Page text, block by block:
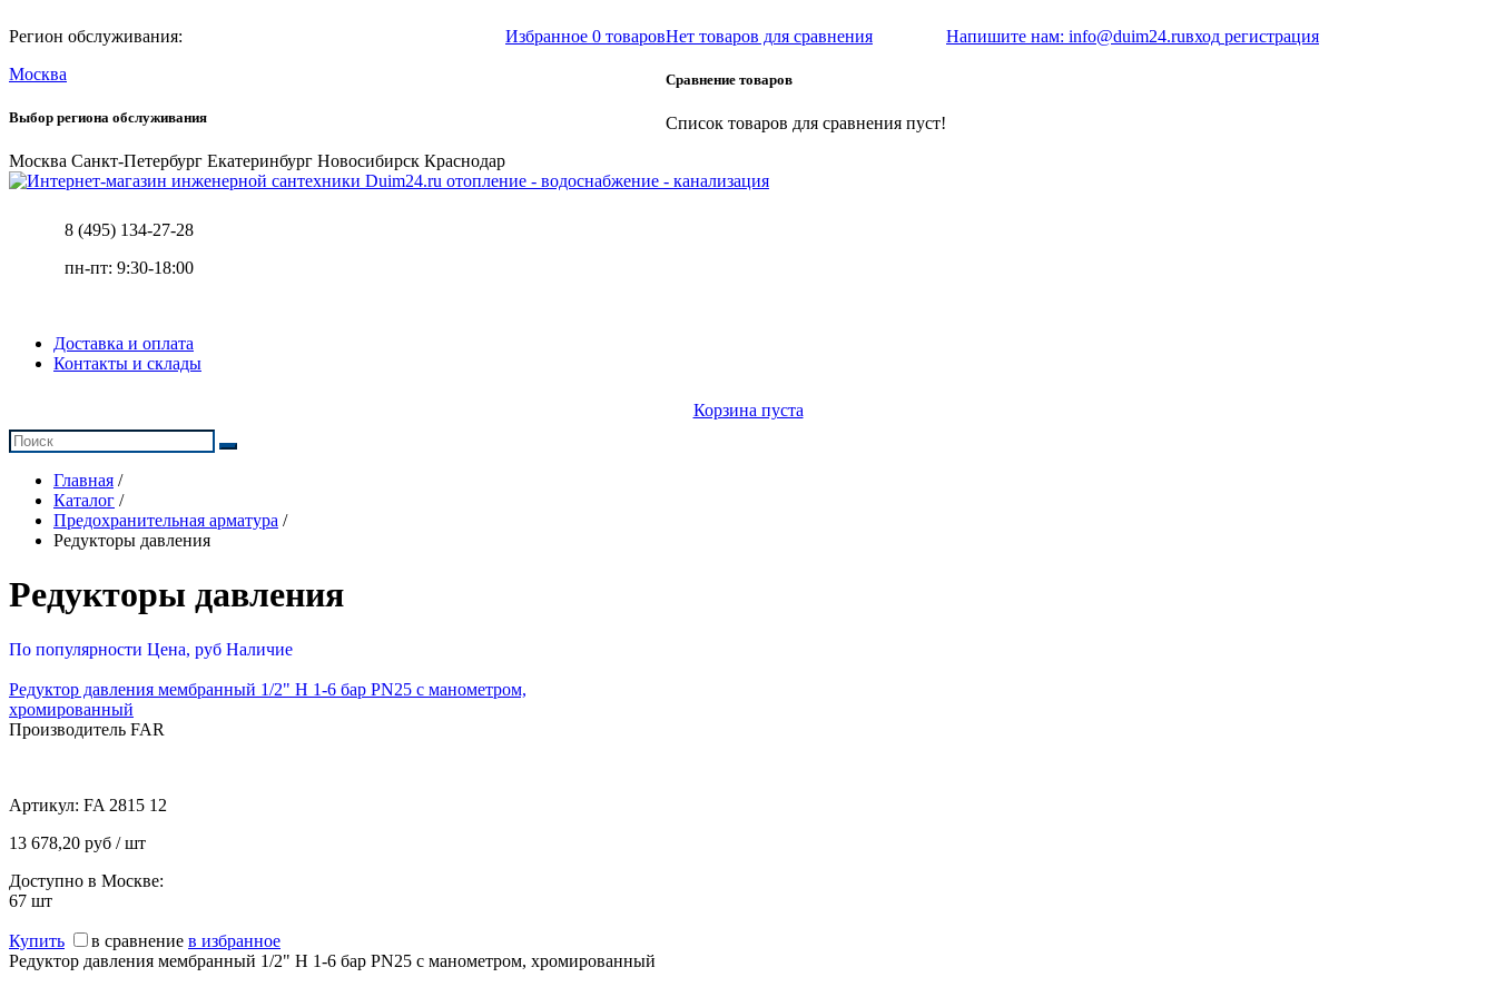
Регион обслуживания:
Москва
Выбор региона обслуживания
Москва Санкт-Петербург Екатеринбург Новосибирск Краснодар
Избранное 0 товаровНет товаров для сравнения
Сравнение товаров
Список товаров для сравнения пуст!
Напишите нам: info@duim24.ruвход регистрация
отопление - водоснабжение - канализация
8 (495) 134-27-28
пн-пт: 9:30-18:00
Доставка и оплата
Контакты и склады
Корзина пуста
Главная /
Каталог /
Предохранительная арматура /
Редукторы давления
Редукторы давления
По популярности Цена, руб Наличие
Редуктор давления мембранный 1/2" Н 1-6 бар PN25 с манометром,
хромированный
Производитель FAR
Артикул: FA 2815 12
13 678,20 руб / шт
Доступно в Москве:
67 шт
Купить в сравнение в избранное
Редуктор давления мембранный 1/2" Н 1-6 бар PN25 с манометром, хромированный